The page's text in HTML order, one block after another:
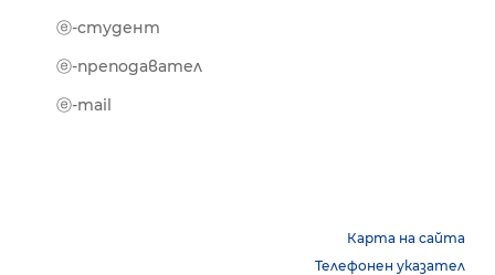
ⓔ-студент
ⓔ-преподавател
ⓔ-mail
Карта на сайта
Телефонен указател